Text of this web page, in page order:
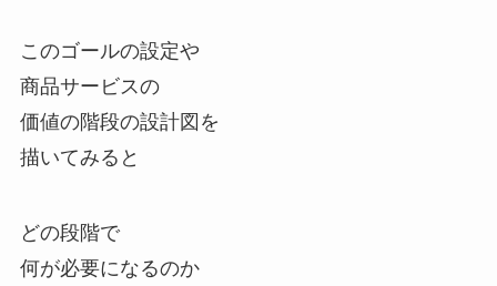
このゴールの設定や
商品サービスの
価値の階段の設計図を
描いてみると
どの段階で
何が必要になるのか